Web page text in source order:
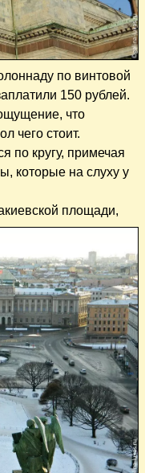
по винтовой
150 рублей.
что
чего стоит.
по кругу, примечая
которые на слуху у
площади,